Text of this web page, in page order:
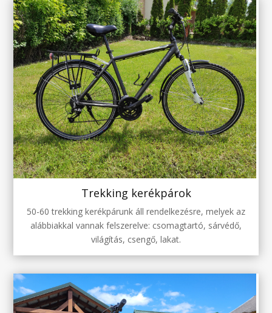
Trekking kerékpárok
50-60 trekking kerékpárunk áll rendelkezésre, melyek az
alábbiakkal vannak felszerelve: csomagtartó, sárvédő,
világítás, csengő, lakat.